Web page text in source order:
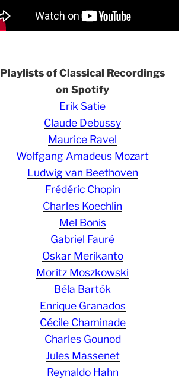
Playlists of Classical Recordings
on Spotify
Erik Satie
Claude Debussy
Maurice Ravel
Wolfgang Amadeus Mozart
Ludwig van Beethoven
Frédéric Chopin
Charles Koechlin
Mel Bonis
Gabriel Fauré
Oskar Merikanto
Moritz Moszkowski
Béla Bartók
Enrique Granados
Cécile Chaminade
Charles Gounod
Jules Massenet
Reynaldo Hahn